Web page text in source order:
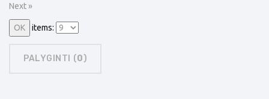
Next »
items:
PALYGINTI (0)